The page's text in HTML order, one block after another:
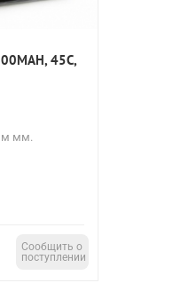
45C,
мм.
Сообщить о
поступлении